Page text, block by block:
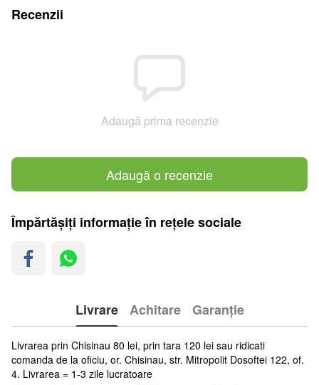
Recenzii
Adaugă prima recenzie
Adaugă o recenzie
Împărtășiți informație în rețele sociale
Livrare Achitare Garanție
Livrarea prin Chisinau 80 lei, prin tara 120 lei sau ridicati
comanda de la oficiu, or. Chisinau, str. Mitropolit Dosoftei 122, of.
4. Livrarea = 1-3 zile lucratoare